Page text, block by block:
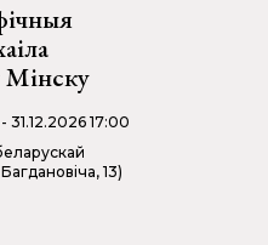
Мінску
31.12.2026 17:00
13)